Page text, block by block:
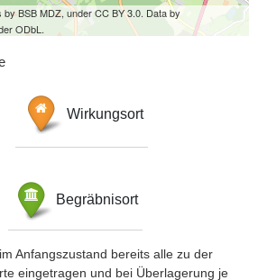
BSB MDZ, under CC BY 3.0. Data by
ODbL.
Wirkungsort
Begräbnisort
Anfangszustand bereits alle zu der
eingetragen und bei Überlagerung je